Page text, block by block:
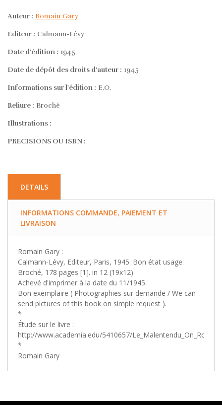
Auteur : Romain Gary
Editeur : Calmann-Lévy
Date d'édition : 1945
Date de dépôt des droits d'auteur : 1945
Informations sur l'édition : E.O.
Reliure : Broché
Illustrations :
PRECISIONS OU ISBN :
DETAILS
INFORMATIONS COMMANDE, PAIEMENT ET
LIVRAISON
Romain Gary :
Calmann-Lévy, Editeur, Paris, 1945. Bon état usage.
Broché, 178 pages [1]. in 12 (19x12).
Achevé d'imprimer à la date du 11/1945.
Bon exemplaire ( Photographies sur demande / We can
send pictures of this book on simple request ).
*
Étude sur le livre :
http://www.academia.edu/5410657/
*
Romain Gary